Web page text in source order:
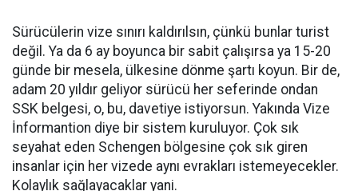
Sürücülerin vize sınırı kaldırılsın, çünkü bunlar turist
değil. Ya da 6 ay boyunca bir sabit çalışırsa ya 15-20
günde bir mesela, ülkesine dönme şartı koyun. Bir de,
adam 20 yıldır geliyor sürücü her seferinde ondan
SSK belgesi, o, bu, davetiye istiyorsun. Yakında Vize
İnformantion diye bir sistem kuruluyor. Çok sık
seyahat eden Schengen bölgesine çok sık giren
insanlar için her vizede aynı evrakları istemeyecekler.
Kolaylık sağlayacaklar yani.